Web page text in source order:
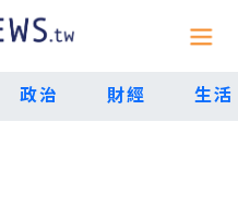
政治 財經 生活